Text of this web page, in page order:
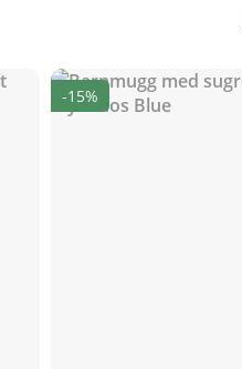
-15%